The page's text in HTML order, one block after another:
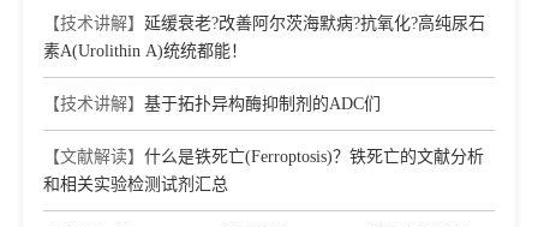
【技术讲解】 延缓衰老?改善阿尔茨海默病?抗氧化?高纯尿石
素A(Urolithin A)统统都能！
【技术讲解】 基于拓扑异构酶抑制剂的ADC们
【文献解读】 什么是铁死亡(Ferroptosis)？铁死亡的文献分析
和相关实验检测试剂汇总